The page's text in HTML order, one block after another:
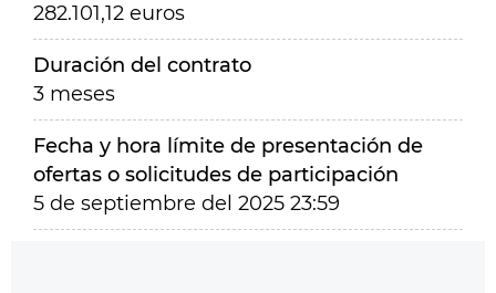
282.101,12 euros
Duración del contrato
3 meses
Fecha y hora límite de presentación de
ofertas o solicitudes de participación
5 de septiembre del 2025 23:59